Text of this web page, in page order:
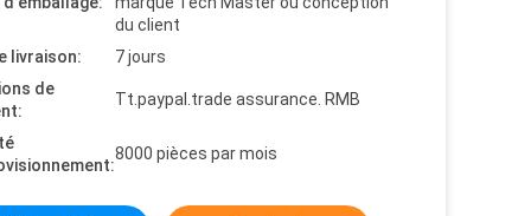
du client
livraison:
7 jours
de
Tt.paypal.trade assurance. RMB
8000 pièces par mois